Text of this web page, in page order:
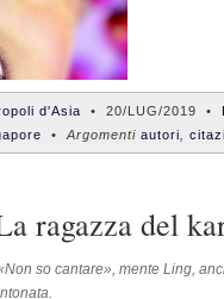
d'Asia • 20/LUG/2019 •
• Argomenti autori
ragazza del
so cantare», mente Ling,